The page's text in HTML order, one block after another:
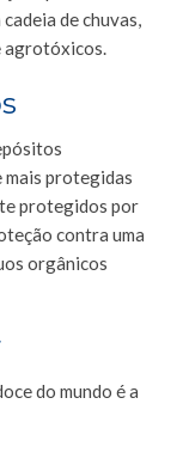
de chuvas,
agrotóxicos.
mais protegidas
protegidos por
contra uma
orgânicos
do mundo é a